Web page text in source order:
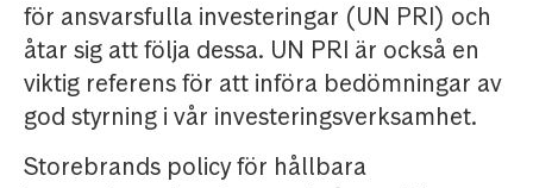
för ansvarsfulla investeringar (UN PRI) och
åtar sig att följa dessa. UN PRI är också en
viktig referens för att införa bedömningar av
god styrning i vår investeringsverksamhet.
Storebrands policy för hållbara